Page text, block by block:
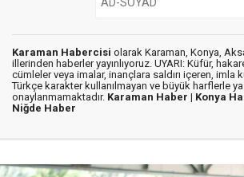
Karaman Habercisi olarak Karaman, Konya,
illerinden haberler yayınlıyoruz. UYARI: Küfür,
cümleler veya imalar, inançlara saldırı içeren, imla
Türkçe karakter kullanılmayan ve büyük harflerle
onaylanmamaktadır. Karaman Haber | Konya
Niğde Haber